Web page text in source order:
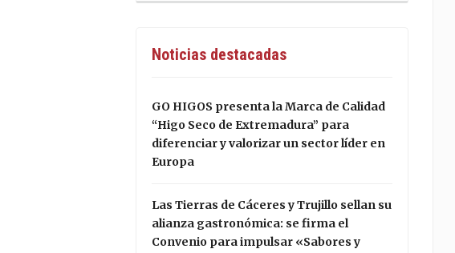
Noticias destacadas
GO HIGOS presenta la Marca de Calidad
“Higo Seco de Extremadura” para
diferenciar y valorizar un sector líder en
Europa
Las Tierras de Cáceres y Trujillo sellan su
alianza gastronómica: se firma el
Convenio para impulsar «Sabores y